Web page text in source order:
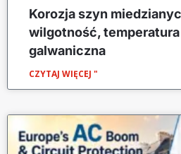
Korozja szyn
wilgotność,
galwaniczna
CZYTAJ WIĘCEJ "